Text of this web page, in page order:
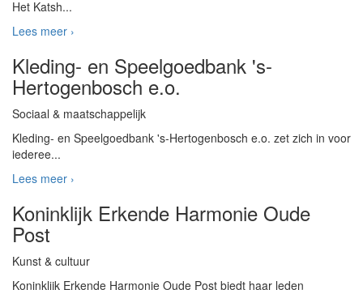
Het Katsh...
Lees meer ›
Kleding- en Speelgoedbank 's-
Hertogenbosch e.o.
Sociaal & maatschappelijk
Kleding- en Speelgoedbank 's-Hertogenbosch e.o. zet zich in voor
iederee...
Lees meer ›
Koninklijk Erkende Harmonie Oude
Post
Kunst & cultuur
Koninklijk Erkende Harmonie Oude Post biedt haar leden